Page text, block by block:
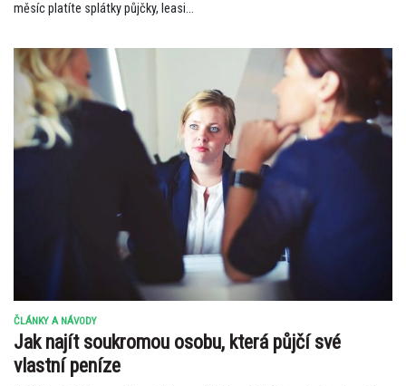
měsíc platíte splátky půjčky, leasi...
ČLÁNKY A NÁVODY
Jak najít soukromou osobu, která půjčí své
vlastní peníze